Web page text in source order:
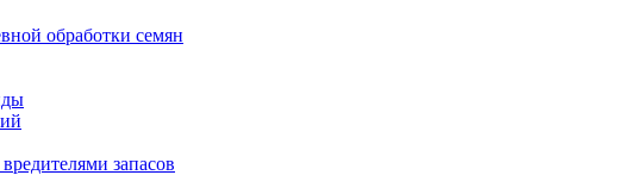
обработки семян
запасов